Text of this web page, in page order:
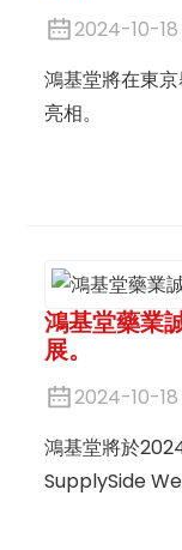
2024-10-18
鴻基堂將在東
亮相。
鴻基堂藥業
展。
2024-10-18
鴻基堂將於
SupplySide